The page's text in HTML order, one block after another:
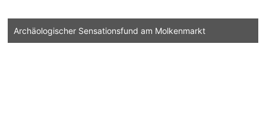
Archäologischer Sensationsfund am Molkenmarkt